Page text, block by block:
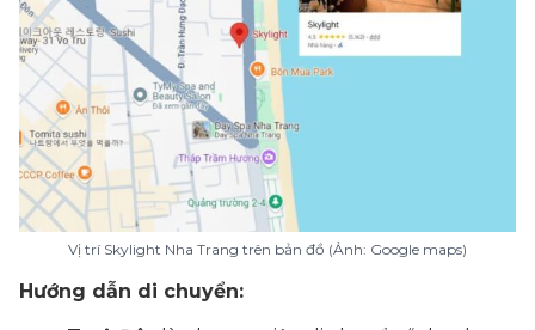
Vị trí Skylight Nha Trang trên bản đồ (Ảnh: Google maps)
Hướng dẫn di chuyển: